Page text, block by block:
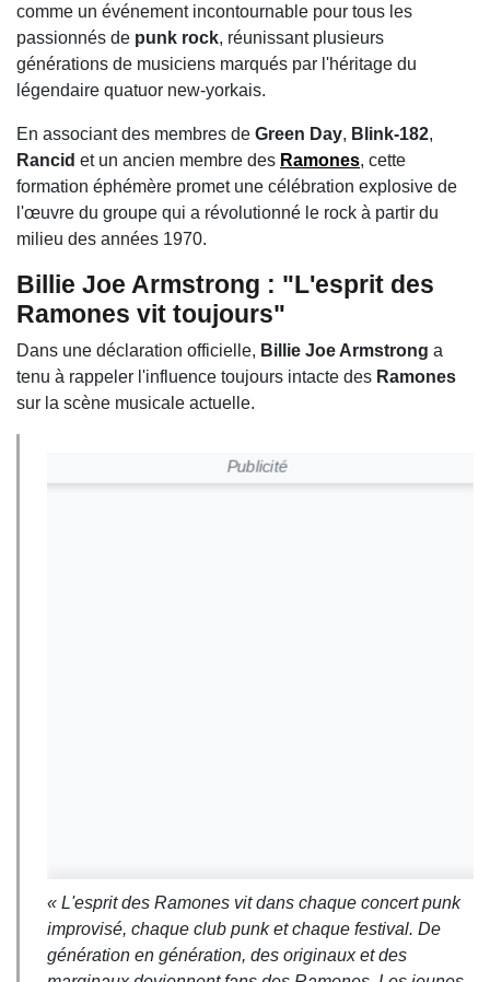
comme un événement incontournable pour tous les
passionnés de punk rock, réunissant plusieurs
générations de musiciens marqués par l'héritage du
légendaire quatuor new-yorkais.
En associant des membres de Green Day, Blink-182,
Rancid et un ancien membre des Ramones, cette
formation éphémère promet une célébration explosive de
l'œuvre du groupe qui a révolutionné le rock à partir du
milieu des années 1970.
Billie Joe Armstrong : "L'esprit des
Ramones vit toujours"
Dans une déclaration officielle, Billie Joe Armstrong a
tenu à rappeler l'influence toujours intacte des Ramones
sur la scène musicale actuelle.
Publicité
« L'esprit des Ramones vit dans chaque concert punk
improvisé, chaque club punk et chaque festival. De
génération en génération, des originaux et des